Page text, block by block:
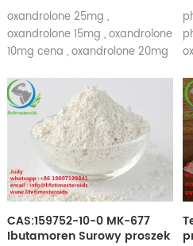
tabs tabletki CAS NO.53-39-
4 w USA UK
oxandrolone 25mg ,
oxandrolone 15mg , oxandrolone
10mg cena , oxandrolone 20mg
30mg , oxandrolone 40mg ,
oxandrolone 50 , oxandrolone
60mg , anavar oxandrolone
20mg
CAS:159752-10-0 MK-677
Ibutamoren Surowy proszek